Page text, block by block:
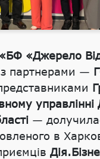
«Джерело
партнерами —
—
в